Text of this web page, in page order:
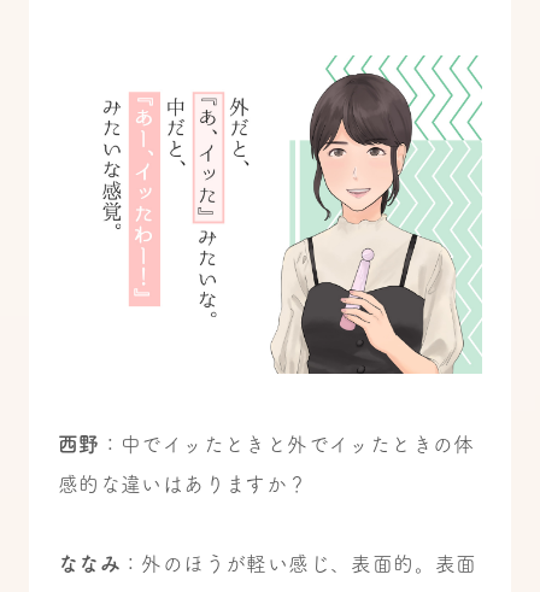
西野 ： 中でイッたときと外でイッたときの体
感的な違いはありますか？
ななみ ：外のほうが軽い感じ、表面的。表面